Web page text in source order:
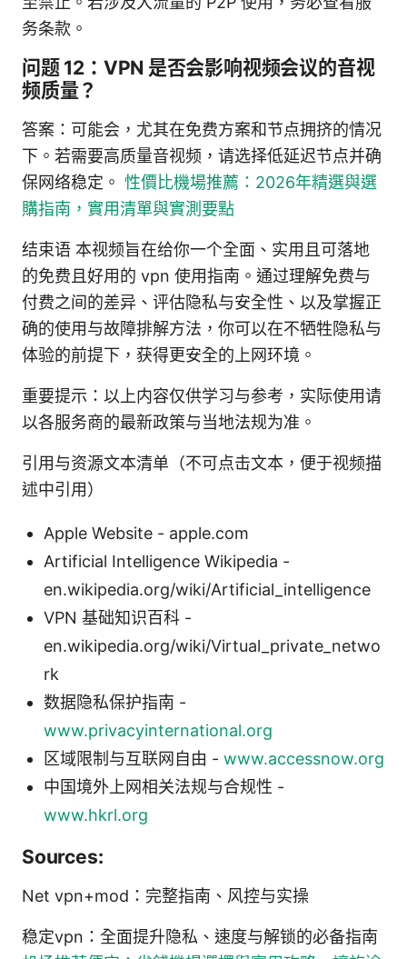
务条款。
问题 12：VPN 是否会影响视频会议的音视
频质量？
答案：可能会，尤其在免费方案和节点拥挤的情况
下。若需要高质量音视频，请选择低延迟节点并确
保网络稳定。 性價比機場推薦：2026年精選與選
購指南，實用清單與實測要點
结束语 本视频旨在给你一个全面、实用且可落地
的免费且好用的 vpn 使用指南。通过理解免费与
付费之间的差异、评估隐私与安全性、以及掌握正
确的使用与故障排解方法，你可以在不牺牲隐私与
体验的前提下，获得更安全的上网环境。
重要提示：以上内容仅供学习与参考，实际使用请
以各服务商的最新政策与当地法规为准。
引用与资源文本清单（不可点击文本，便于视频描
述中引用）
Apple Website - apple.com
Artificial Intelligence Wikipedia -
en.wikipedia.org/wiki/Artificial_intelligence
VPN 基础知识百科 -
en.wikipedia.org/wiki/Virtual_private_netwo
rk
数据隐私保护指南 -
www.privacyinternational.org
区域限制与互联网自由 - www.accessnow.org
中国境外上网相关法规与合规性 -
www.hkrl.org
Sources:
Net vpn+mod：完整指南、风控与实操
稳定vpn：全面提升隐私、速度与解锁的必备指南